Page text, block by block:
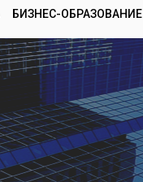
БИЗНЕС-ОБРАЗОВАНИЕ